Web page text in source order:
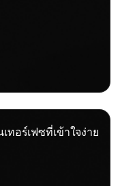
ทอร์เฟซที่เข้าใจง่าย